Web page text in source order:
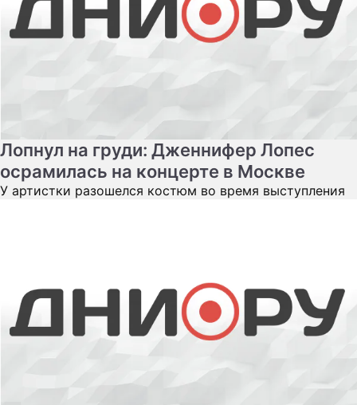
Лопнул на груди: Дженнифер Лопес
осрамилась на концерте в Москве
У артистки разошелся костюм во время выступления